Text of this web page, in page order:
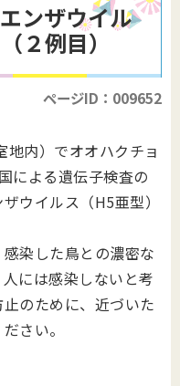
ンザウイル
２例目）
ページID：009652
内）でオオハクチョ
による遺伝子検査の
ウイルス（H5亜型）
染した鳥との濃密な
には感染しないと考
のために、近づいた
さい。